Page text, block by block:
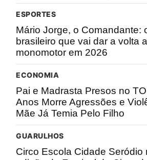
ESPORTES
Mário Jorge, o Comandante:
brasileiro que vai dar a volta
monomotor em 2026
ECONOMIA
Pai e Madrasta Presos no
Anos Morre Agressões e
Mãe Já Temia Pelo Filho
GUARULHOS
Circo Escola Cidade Seródio